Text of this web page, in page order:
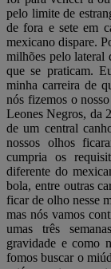
pelo limite de
de fora e sete em
mexicano dispare.
milhões pelo lateral
que se praticam.
minha carreira de
nós fizemos o
Leones Negros, da
de um central
nossos olhos
cumpria os
diferente do
bola, entre outras
ficar de olho nesse
mas nós vamos
umas três
gravidade e como
fomos buscar o